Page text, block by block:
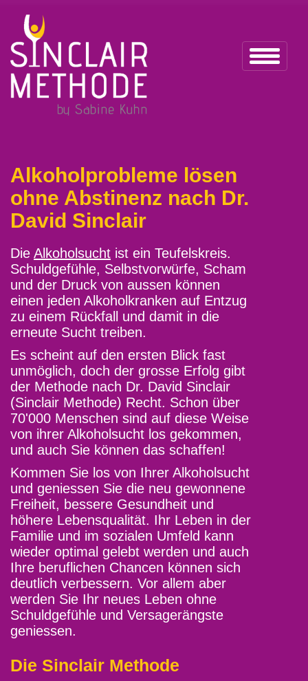
Alkoholprobleme lösen
ohne Abstinenz nach Dr.
David Sinclair
Die Alkoholsucht ist ein Teufelskreis.
Schuldgefühle, Selbstvorwürfe, Scham
und der Druck von aussen können
einen jeden Alkoholkranken auf Entzug
zu einem Rückfall und damit in die
erneute Sucht treiben.
Es scheint auf den ersten Blick fast
unmöglich, doch der grosse Erfolg gibt
der Methode nach Dr. David Sinclair
(Sinclair Methode) Recht. Schon über
70'000 Menschen sind auf diese Weise
von ihrer Alkoholsucht los gekommen,
und auch Sie können das schaffen!
Kommen Sie los von Ihrer Alkoholsucht
und geniessen Sie die neu gewonnene
Freiheit, bessere Gesundheit und
höhere Lebensqualität. Ihr Leben in der
Familie und im sozialen Umfeld kann
wieder optimal gelebt werden und auch
Ihre beruflichen Chancen können sich
deutlich verbessern. Vor allem aber
werden Sie Ihr neues Leben ohne
Schuldgefühle und Versagerängste
geniessen.
Die Sinclair Methode